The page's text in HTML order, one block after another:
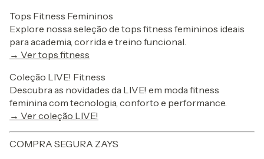
Tops Fitness Femininos
Explore nossa seleção de tops fitness femininos ideais
para academia, corrida e treino funcional.
→ Ver tops fitness
Coleção LIVE! Fitness
Descubra as novidades da LIVE! em moda fitness
feminina com tecnologia, conforto e performance.
→ Ver coleção LIVE!
COMPRA SEGURA ZAYS